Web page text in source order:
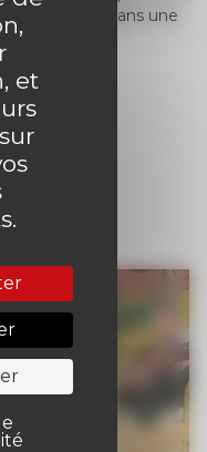
et
! – dans une